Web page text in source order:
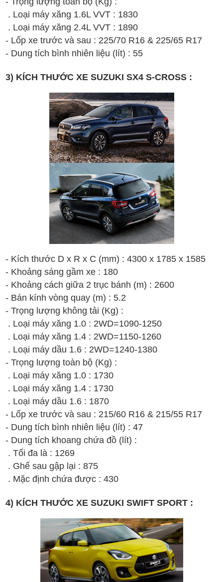
. Loại máy xăng 1.6L VVT : 1830
. Loại máy xăng 2.4L VVT : 1890
- Lốp xe trước và sau : 225/70 R16 & 225/65 R17
- Dung tích bình nhiên liệu (lít) : 55
3) KÍCH THƯỚC XE SUZUKI SX4 S-CROSS :
- Kích thước D x R x C (mm) : 4300 x 1785 x 1585
- Khoảng sáng gầm xe : 180
- Khoảng cách giữa 2 trục bánh (m) : 2600
- Bán kính vòng quay (m) : 5.2
- Trọng lượng không tải (Kg) :
. Loại máy xăng 1.0 : 2WD=1090-1250
. Loại máy xăng 1.4 : 2WD=1150-1260
. Loại máy dầu 1.6 : 2WD=1240-1380
- Trọng lượng toàn bộ (Kg) :
. Loại máy xăng 1.0 : 1730
. Loại máy xăng 1.4 : 1730
. Loại máy dầu 1.6 : 1870
- Lốp xe trước và sau : 215/60 R16 & 215/55 R17
- Dung tích bình nhiên liệu (lít) : 47
- Dung tích khoang chứa đồ (lít) :
. Tối đa là : 1269
. Ghế sau gập lại : 875
. Mặc định chứa được : 430
4) KÍCH THƯỚC XE SUZUKI SWIFT SPORT :